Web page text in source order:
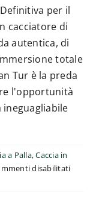
per il
cacciatore di
autentica, di
totale
Tur è la preda
l'opportunità
ineguagliabile
a Palla,Caccia in
disabilitatisu
il cuore